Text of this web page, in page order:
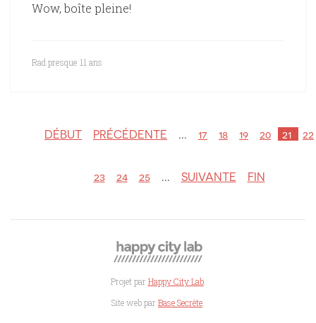
Wow, boîte pleine!
Rad presque 11 ans
DÉBUT PRÉCÉDENTE ... 17 18 19 20 21 22
23 24 25 ... SUIVANTE FIN
Projet par Happy City Lab.
Site web par Base Secrète